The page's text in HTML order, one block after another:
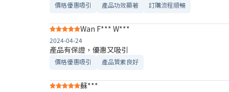
價格優惠吸引 產品功效顯著 訂購流程順暢
Wan F*** W***
2024-04-24
產品有保證，優惠又吸引
價格優惠吸引 產品質素良好
蘇***